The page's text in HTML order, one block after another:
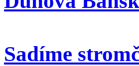
Sadíme